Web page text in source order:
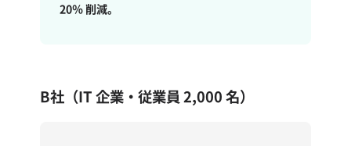
20％ 削減。
B社（IT 企業・従業員 2,000 名）